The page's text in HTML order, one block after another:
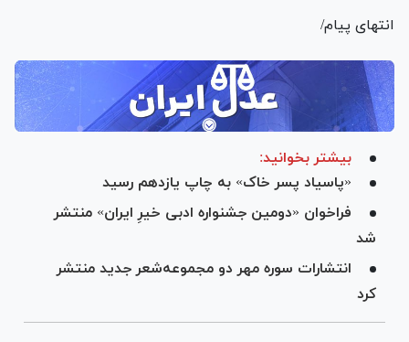
انتهای پیام/
بیشتر بخوانید:
«پاسیاد پسر خاک» به چاپ یازدهم رسید
فراخوان «دومین جشنواره ادبی خیرِ ایران» منتشر
شد
انتشارات سوره مهر دو مجموعه‌شعر جدید منتشر
کرد